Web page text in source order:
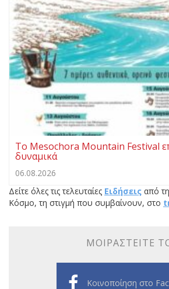
Το Mesochora Mountain Festival
δυναμικά
06.08.2026
Δείτε όλες τις τελευταίες Ειδήσεις από
Κόσμο, τη στιγμή που συμβαίνουν, στο
ΜΟΙΡΑΣΤΕΊΤΕ
Κοινοποίηση στο